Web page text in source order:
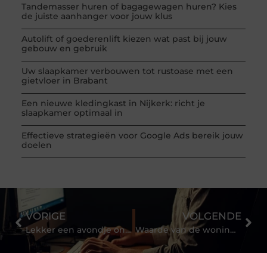
Tandemasser huren of bagagewagen huren? Kies
de juiste aanhanger voor jouw klus
Autolift of goederenlift kiezen wat past bij jouw
gebouw en gebruik
Uw slaapkamer verbouwen tot rustoase met een
gietvloer in Brabant
Een nieuwe kledingkast in Nijkerk: richt je
slaapkamer optimaal in
Effectieve strategieën voor Google Ads bereik jouw
doelen
VORIGE
Lekker een avondje ontspannen.
VOLGENDE
Waarde van de woning verhogen met een waterontharder?